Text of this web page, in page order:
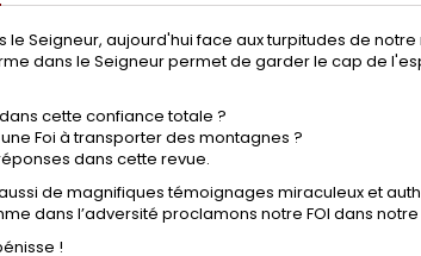
le Seigneur, aujourd'hui face aux turpitudes de
dans le Seigneur permet de garder le cap de
cette confiance totale ?
Foi à transporter des montagnes ?
dans cette revue.
de magnifiques témoignages miraculeux et
dans l’adversité proclamons notre FOI dans
!